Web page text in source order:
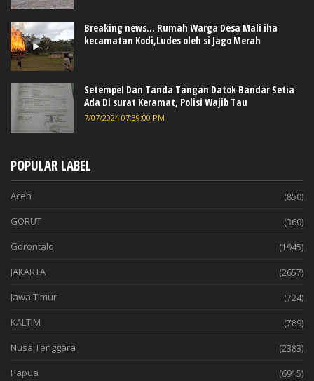
Breaking news... Rumah Warga Desa Mali iha
kecamatan Kodi,Ludes oleh si Jago Merah
Setempel Dan Tanda Tangan Datok Bandar Setia
Ada Di surat Keramat, Polisi Wajib Tau
7/07/2024 07:39:00 PM
POPULAR LABEL
Aceh (850)
GORUT (360)
Gorontalo (1945)
JAKARTA (2657)
Jawa Timur (724)
KALTIM (789)
Nusa Tenggara (2383)
Papua (6915)